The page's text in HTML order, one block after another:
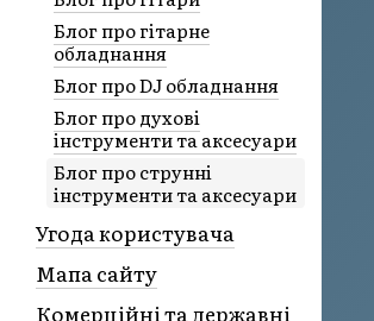
Блог про гітарне
обладнання
Блог про DJ обладнання
Блог про духові
інструменти та аксесуари
Блог про струнні
інструменти та аксесуари
Угода користувача
Мапа сайту
Комерційні та державні